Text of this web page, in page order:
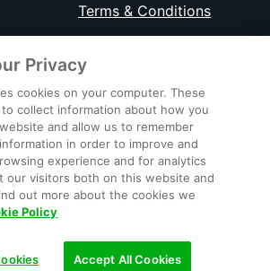
Terms & Conditions
is a trademark of PT GoTo
Tbk. Registered in the Directorate
Property of the Republic of
Privacy
cookies on your computer. These
collect information about how you
and allow us to remember
in order to improve and
experience and for analytics
our visitors both on this website and
out more about the cookies we
Policy
Accept All Cookies